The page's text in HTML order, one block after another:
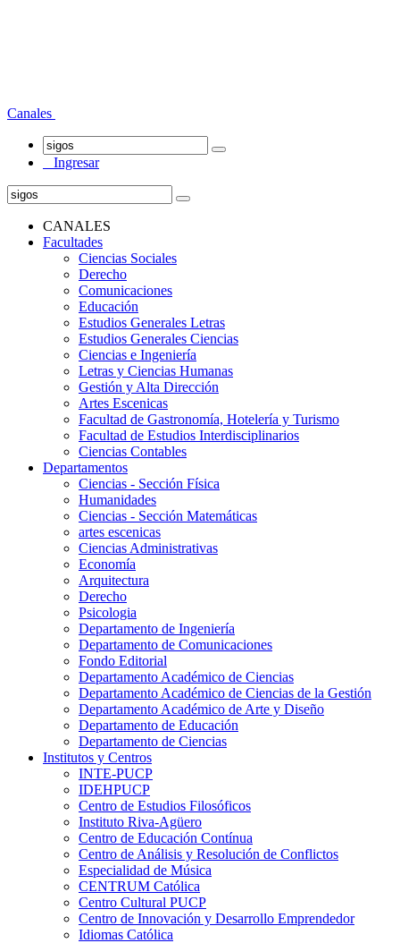
Canales
Ingresar
CANALES
Facultades
Ciencias Sociales
Derecho
Comunicaciones
Educación
Estudios Generales Letras
Estudios Generales Ciencias
Ciencias e Ingeniería
Letras y Ciencias Humanas
Gestión y Alta Dirección
Artes Escenicas
Facultad de Gastronomía, Hotelería y Turismo
Facultad de Estudios Interdisciplinarios
Ciencias Contables
Departamentos
Ciencias - Sección Física
Humanidades
Ciencias - Sección Matemáticas
artes escenicas
Ciencias Administrativas
Economía
Arquitectura
Derecho
Psicologia
Departamento de Ingeniería
Departamento de Comunicaciones
Fondo Editorial
Departamento Académico de Ciencias
Departamento Académico de Ciencias de la Gestión
Departamento Académico de Arte y Diseño
Departamento de Educación
Departamento de Ciencias
Institutos y Centros
INTE-PUCP
IDEHPUCP
Centro de Estudios Filosóficos
Instituto Riva-Agüero
Centro de Educación Contínua
Centro de Análisis y Resolución de Conflictos
Especialidad de Música
CENTRUM Católica
Centro Cultural PUCP
Centro de Innovación y Desarrollo Emprendedor
Idiomas Católica